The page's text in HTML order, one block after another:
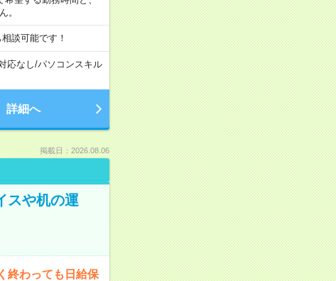
。
談可能です！
応なし/パソコンスキル
詳細へ
掲載日：2026.08.06
スや机の運
終わっても日給保